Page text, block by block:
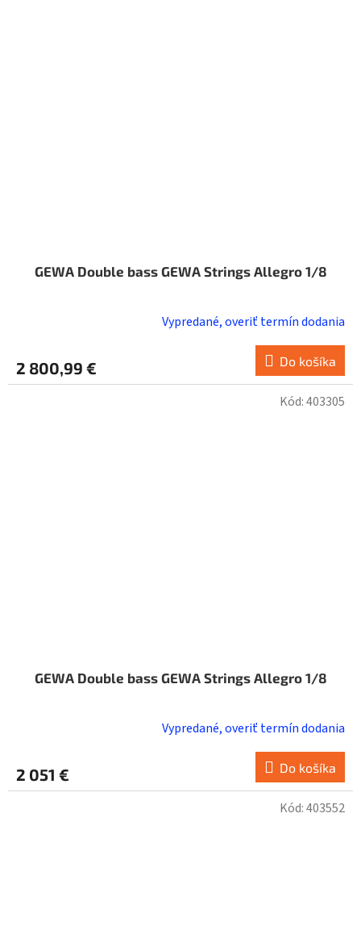
GEWA Double bass GEWA Strings Allegro 1/8
Vypredané, overiť termín dodania
2 800,99 € Do košíka
GEWA Double bass GEWA Strings Allegro 1/8
Vypredané, overiť termín dodania
2 051 € Do košíka
Kód:403305
Kód:403552